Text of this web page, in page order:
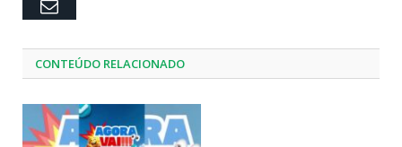
Email
CONTEÚDO RELACIONADO